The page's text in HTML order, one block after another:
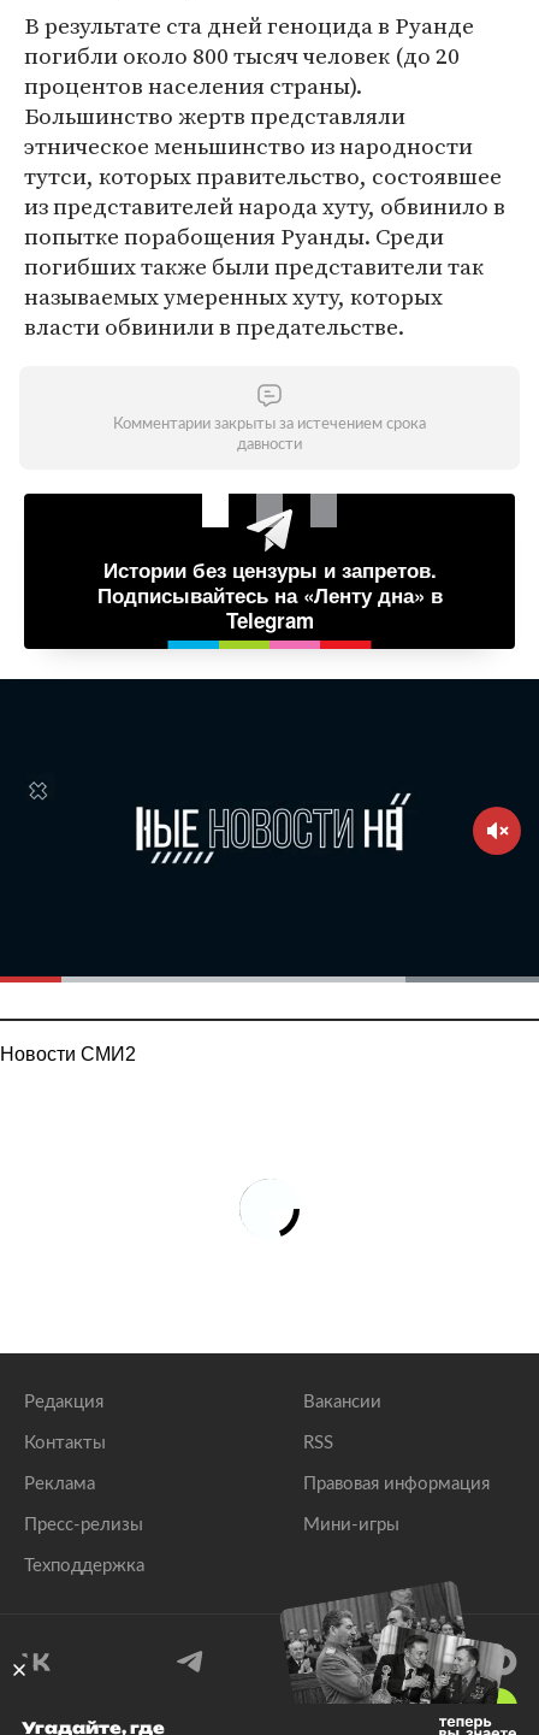
В результате ста дней геноцида в Руанде
погибли около 800 тысяч человек (до 20
процентов населения страны).
Большинство жертв представляли
этническое меньшинство из народности
тутси, которых правительство, состоявшее
из представителей народа хуту, обвинило в
попытке порабощения Руанды. Среди
погибших также были представители так
называемых умеренных хуту, которых
власти обвинили в предательстве.
Комментарии закрыты за истечением срока
давности
Истории без цензуры и запретов.
Подписывайтесь на «Ленту дна» в
Telegram
Новости СМИ2
Редакция
Контакты
Реклама
Пресс-релизы
Техподдержка
Вакансии
RSS
Правовая информация
Мини-игры
Угадайте, где